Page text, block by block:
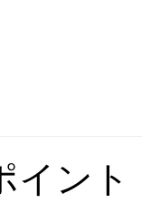
イント